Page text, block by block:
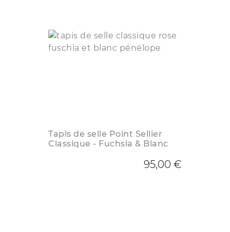
Tapis de selle Point Sellier
Classique - Fuchsia & Blanc
95,00 €